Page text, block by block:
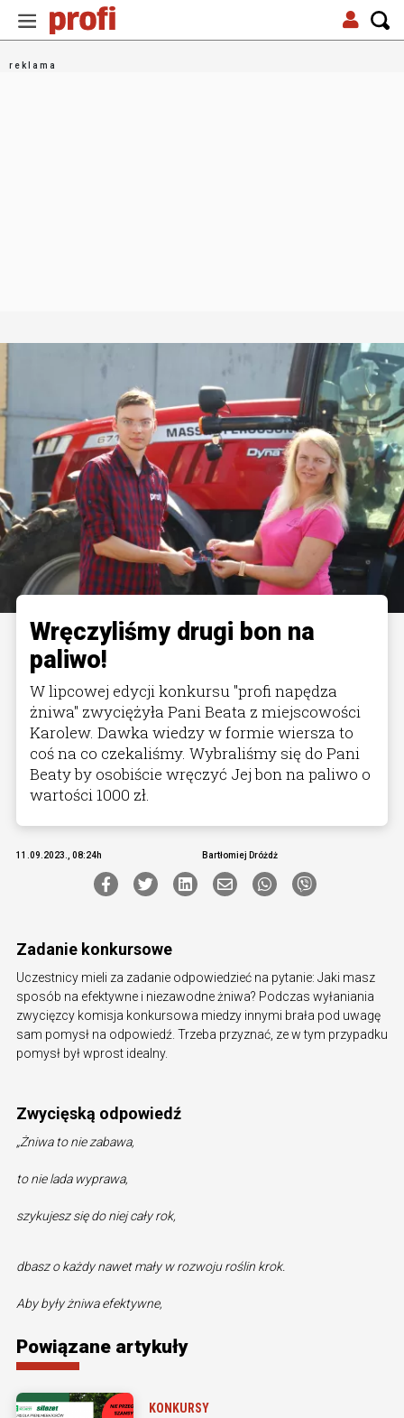
Wręczyliśmy drugi bon na
paliwo!
W lipcowej edycji konkursu "profi napędza
żniwa" zwyciężyła Pani Beata z miejscowości
Karolew. Dawka wiedzy w formie wiersza to
coś na co czekaliśmy. Wybraliśmy się do Pani
Beaty by osobiście wręczyć Jej bon na paliwo o
wartości 1000 zł.
11.09.2023., 08:24h Bartłomiej Dróżdż
Zadanie konkursowe
Uczestnicy mieli za zadanie odpowiedzieć na pytanie: Jaki masz
sposób na efektywne i niezawodne żniwa? Podczas wyłaniania
zwycięzcy komisja konkursowa miedzy innymi brała pod uwagę
sam pomysł na odpowiedź. Trzeba przyznać, ze w tym przypadku
pomysł był wprost idealny.
Zwycięską odpowiedź
„Żniwa to nie zabawa,
to nie lada wyprawa,
szykujesz się do niej cały rok,
dbasz o każdy nawet mały w rozwoju roślin krok.
Aby były żniwa efektywne,
Powiązane artykuły
KONKURSY